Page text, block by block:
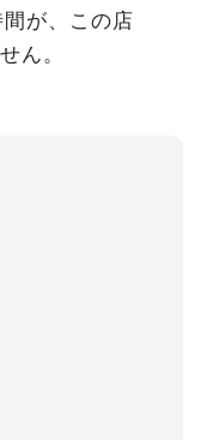
が、この店
ん。